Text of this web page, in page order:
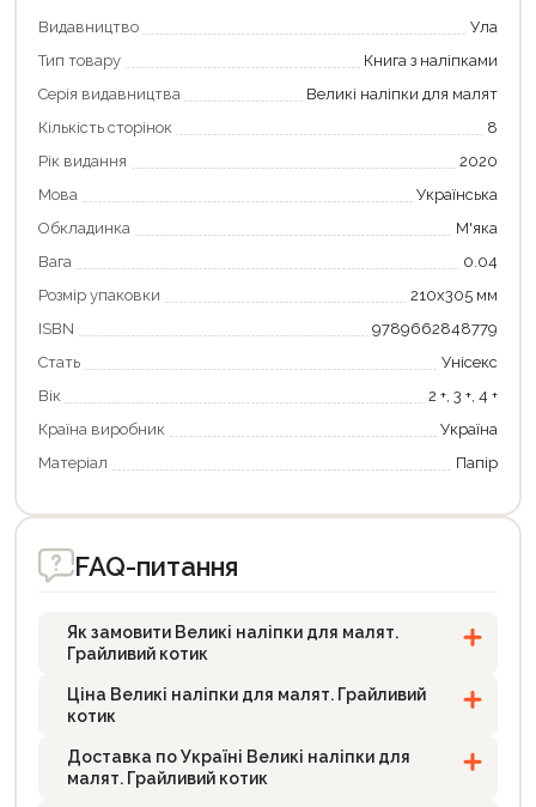
Видавництво
Ула
Тип товару
Книга з наліпками
Серія видавництва
Великі наліпки для малят
Кількість сторінок
8
Рік видання
2020
Мова
Українська
Обкладинка
М'яка
Вага
0.04
Розмір упаковки
210х305 мм
ISBN
9789662848779
Стать
Унісекс
Вік
2 +, 3 +, 4 +
Країна виробник
Україна
Матеріал
Папір
FAQ-питання
Як замовити Великі наліпки для малят.
Грайливий котик
Ціна Великі наліпки для малят. Грайливий
котик
Доставка по Україні Великі наліпки для
малят. Грайливий котик
Продовжити покупки